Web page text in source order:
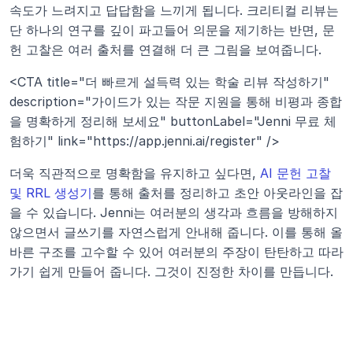
속도가 느려지고 답답함을 느끼게 됩니다. 크리티컬 리뷰는
단 하나의 연구를 깊이 파고들어 의문을 제기하는 반면, 문
헌 고찰은 여러 출처를 연결해 더 큰 그림을 보여줍니다.
<CTA title="더 빠르게 설득력 있는 학술 리뷰 작성하기"
description="가이드가 있는 작문 지원을 통해 비평과 종합
을 명확하게 정리해 보세요" buttonLabel="Jenni 무료 체
험하기" link="https://app.jenni.ai/register" />
더욱 직관적으로 명확함을 유지하고 싶다면, AI 문헌 고찰
및 RRL 생성기를 통해 출처를 정리하고 초안 아웃라인을 잡
을 수 있습니다. Jenni는 여러분의 생각과 흐름을 방해하지
않으면서 글쓰기를 자연스럽게 안내해 줍니다. 이를 통해 올
바른 구조를 고수할 수 있어 여러분의 주장이 탄탄하고 따라
가기 쉽게 만들어 줍니다. 그것이 진정한 차이를 만듭니다.